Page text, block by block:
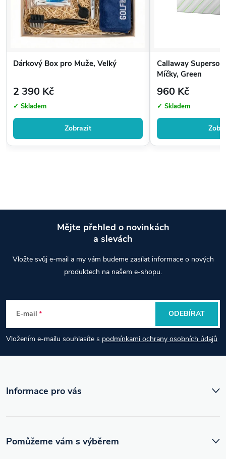
Dárkový Box pro Muže, Velký
2 390 Kč
✓ Skladem
Zobrazit
Callaway
Míčky, Green
960 Kč
✓ Skladem
p
a
t
Mějte přehled o novinkách
a slevách
Vložte svůj e-mail a my vám budeme zasílat informace o nových
produktech na našem e-shopu.
E-mail
Vložením e-mailu souhlasíte s podmínkami ochrany osobních údajů
ODEBÍRAT
Informace pro vás
Pomůžeme vám s výběrem